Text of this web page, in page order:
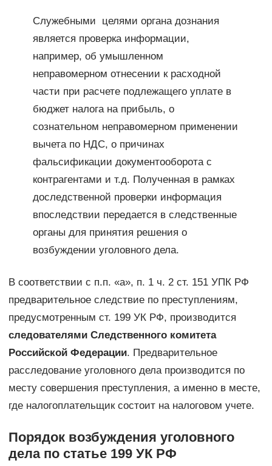
Служебными целями органа дознания
является проверка информации,
например, об умышленном
неправомерном отнесении к расходной
части при расчете подлежащего уплате в
бюджет налога на прибыль, о
сознательном неправомерном применении
вычета по НДС, о причинах
фальсификации документооборота с
контрагентами и т.д. Полученная в рамках
доследственной проверки информация
впоследствии передается в следственные
органы для принятия решения о
возбуждении уголовного дела.
В соответствии с п.п. «а», п. 1 ч. 2 ст. 151 УПК РФ
предварительное следствие по преступлениям,
предусмотренным ст. 199 УК РФ, производится
следователями Следственного комитета
Российской Федерации. Предварительное
расследование уголовного дела производится по
месту совершения преступления, а именно в месте,
где налогоплательщик состоит на налоговом учете.
Порядок возбуждения уголовного
дела по статье 199 УК РФ